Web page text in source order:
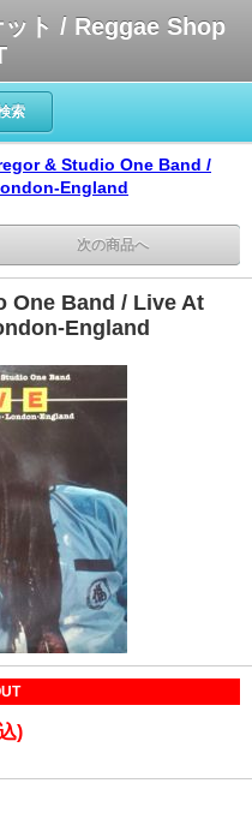
ト / Reggae Shop
索
& Studio One Band /
England
次の商品へ
One Band / Live At
England
)